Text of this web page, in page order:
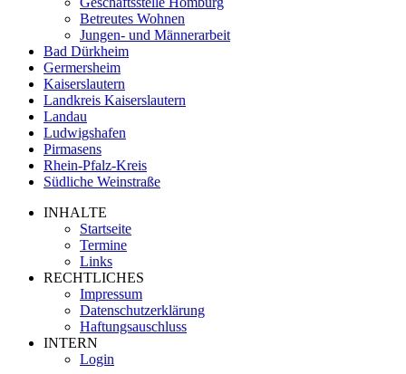
Betreutes Wohnen
Jungen- und Männerarbeit
Bad Dürkheim
Germersheim
Kaiserslautern
Landkreis Kaiserslautern
Landau
Ludwigshafen
Pirmasens
Rhein-Pfalz-Kreis
Südliche Weinstraße
INHALTE
Startseite
Termine
Links
RECHTLICHES
Impressum
Datenschutzerklärung
Haftungsauschluss
INTERN
Login